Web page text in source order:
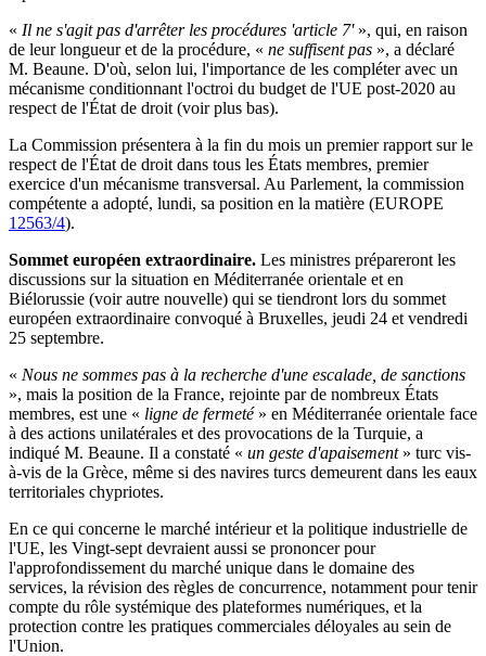
« Il ne s'agit pas d'arrêter les procédures 'article 7' », qui, en raison
de leur longueur et de la procédure, « ne suffisent pas », a déclaré
M. Beaune. D'où, selon lui, l'importance de les compléter avec un
mécanisme conditionnant l'octroi du budget de l'UE post-2020 au
respect de l'État de droit (voir plus bas).
La Commission présentera à la fin du mois un premier rapport sur le
respect de l'État de droit dans tous les États membres, premier
exercice d'un mécanisme transversal. Au Parlement, la commission
compétente a adopté, lundi, sa position en la matière (EUROPE
12563/4).
Sommet européen extraordinaire. Les ministres prépareront les
discussions sur la situation en Méditerranée orientale et en
Biélorussie (voir autre nouvelle) qui se tiendront lors du sommet
européen extraordinaire convoqué à Bruxelles, jeudi 24 et vendredi
25 septembre.
« Nous ne sommes pas à la recherche d'une escalade, de sanctions
», mais la position de la France, rejointe par de nombreux États
membres, est une « ligne de fermeté » en Méditerranée orientale face
à des actions unilatérales et des provocations de la Turquie, a
indiqué M. Beaune. Il a constaté « un geste d'apaisement » turc vis-
à-vis de la Grèce, même si des navires turcs demeurent dans les eaux
territoriales chypriotes.
En ce qui concerne le marché intérieur et la politique industrielle de
l'UE, les Vingt-sept devraient aussi se prononcer pour
l'approfondissement du marché unique dans le domaine des
services, la révision des règles de concurrence, notamment pour tenir
compte du rôle systémique des plateformes numériques, et la
protection contre les pratiques commerciales déloyales au sein de
l'Union.